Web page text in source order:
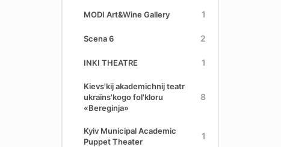
MODI Art&Wine Gallery 1
Scena 6 2
INKI THEATRE 1
Kievs'kij akademіchnij teatr
ukraїns'kogo fol'kloru
«Bereginja»
8
Kyiv Municipal Academic
Puppet Theater
1